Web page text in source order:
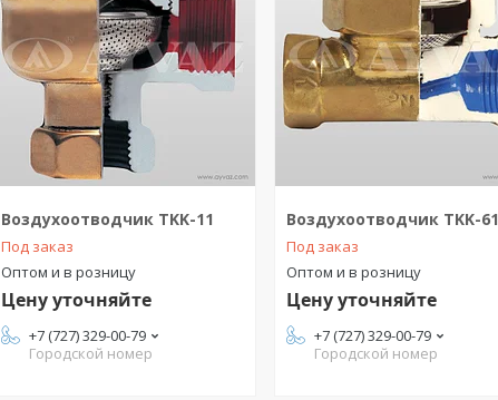
Воздухоотводчик TKK-11
Под заказ
Оптом и в розницу
Цену уточняйте
+7 (727) 329-00-79
Городской номер
Воздухоотводчик TKK-61
Под заказ
Оптом и в розницу
Цену уточняйте
+7 (727) 329-00-79
Городской номер